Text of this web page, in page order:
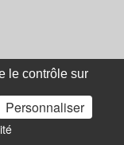
le contrôle sur
Personnaliser